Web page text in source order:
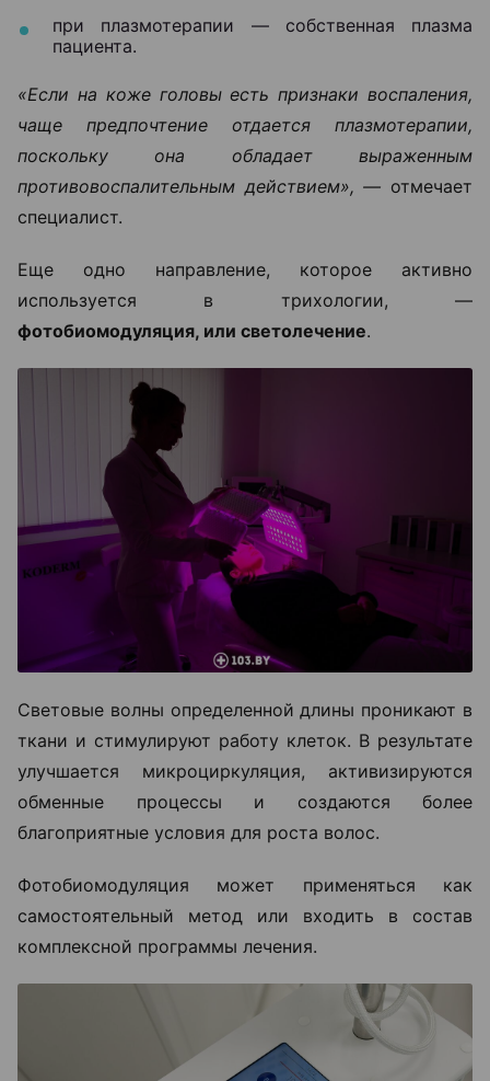
при плазмотерапии — собственная плазма
пациента.
«Если на коже головы есть признаки воспаления,
чаще предпочтение отдается плазмотерапии,
поскольку она обладает выраженным
противовоспалительным действием», — отмечает
специалист.
Еще одно направление, которое активно
используется в трихологии, —
фотобиомодуляция, или светолечение.
Световые волны определенной длины проникают в
ткани и стимулируют работу клеток. В результате
улучшается микроциркуляция, активизируются
обменные процессы и создаются более
благоприятные условия для роста волос.
Фотобиомодуляция может применяться как
самостоятельный метод или входить в состав
комплексной программы лечения.